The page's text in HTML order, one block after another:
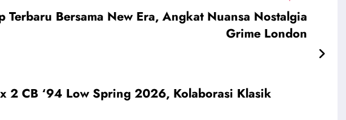
Terbaru Bersama New Era, Angkat Nuansa Nostalgia
Grime London
2 CB ‘94 Low Spring 2026, Kolaborasi Klasik